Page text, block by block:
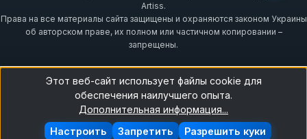
10 лет в зависимости от модели, что
подтверждает заводской контроль
качества. Все устройства
Частые вопросы
Artiss.
Права на все материалы сайта защищены и охраняются законом Украины
об авторском праве, их полном или частичном копировании –
запрещены.
Этот веб-сайт использует файлы cookie для
обеспечения наилучшего опыта.
Дополнительная информация...
Запретить
Настроить Разрешить куки